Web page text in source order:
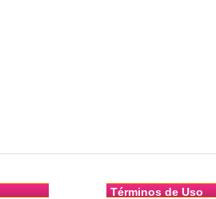
Términos de Uso